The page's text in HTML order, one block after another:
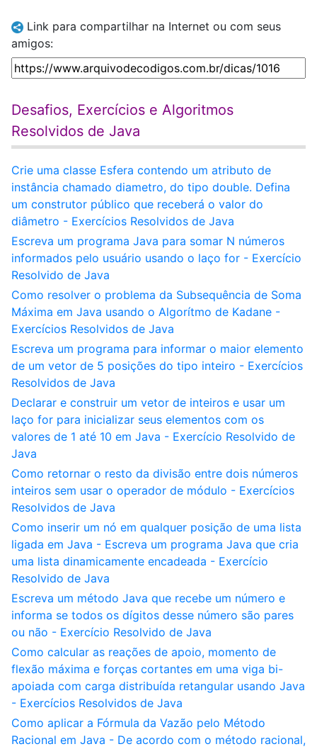
Link para compartilhar na Internet ou com seus
amigos:
Desafios, Exercícios e Algoritmos
Resolvidos de Java
Crie uma classe Esfera contendo um atributo de
instância chamado diametro, do tipo double. Defina
um construtor público que receberá o valor do
diâmetro - Exercícios Resolvidos de Java
Escreva um programa Java para somar N números
informados pelo usuário usando o laço for - Exercício
Resolvido de Java
Como resolver o problema da Subsequência de Soma
Máxima em Java usando o Algorítmo de Kadane -
Exercícios Resolvidos de Java
Escreva um programa para informar o maior elemento
de um vetor de 5 posições do tipo inteiro - Exercícios
Resolvidos de Java
Declarar e construir um vetor de inteiros e usar um
laço for para inicializar seus elementos com os
valores de 1 até 10 em Java - Exercício Resolvido de
Java
Como retornar o resto da divisão entre dois números
inteiros sem usar o operador de módulo - Exercícios
Resolvidos de Java
Como inserir um nó em qualquer posição de uma lista
ligada em Java - Escreva um programa Java que cria
uma lista dinamicamente encadeada - Exercício
Resolvido de Java
Escreva um método Java que recebe um número e
informa se todos os dígitos desse número são pares
ou não - Exercício Resolvido de Java
Como calcular as reações de apoio, momento de
flexão máxima e forças cortantes em uma viga bi-
apoiada com carga distribuída retangular usando Java
- Exercícios Resolvidos de Java
Como aplicar a Fórmula da Vazão pelo Método
Racional em Java - De acordo com o método racional,